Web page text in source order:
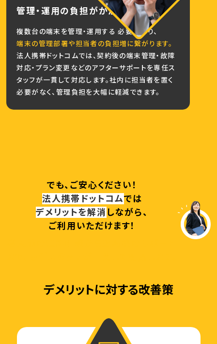
管理・運用の負担がかかる
複数台の端末を管理・運用する 必要があり、
端末の管理部署や担当者の負担増に繋がります。
法人携帯ドットコムでは、契約後の端末管理・故障
対応・プラン変更などのアフターサポートを専任ス
タッフが一貫して対応します。社内に担当者を置く
必要がなく、管理負担を大幅に軽減できます。
でも、ご安心ください！
法人携帯ドットコムでは
デメリットを解消しながら、
ご利用いただけます！
デメリットに対する改善策